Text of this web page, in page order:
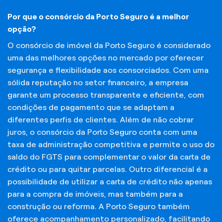
Por que o consórcio da Porto Seguro é a melhor
opção?
O consórcio de imóvel da Porto Seguro é considerado
uma das melhores opções no mercado por oferecer
segurança e flexibilidade aos consorciados. Com uma
sólida reputação no setor financeiro, a empresa
garante um processo transparente e eficiente, com
condições de pagamento que se adaptam a
diferentes perfis de clientes. Além de não cobrar
juros, o consórcio da Porto Seguro conta com uma
taxa de administração competitiva e permite o uso do
saldo do FGTS para complementar o valor da carta de
crédito ou para quitar parcelas. Outro diferencial é a
possibilidade de utilizar a carta de crédito não apenas
para a compra de imóveis, mas também para a
construção ou reforma. A Porto Seguro também
oferece acompanhamento personalizado, facilitando